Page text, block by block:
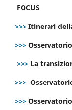
FOCUS
>>> Itinerari
>>>
>>> La
>>>
>>>